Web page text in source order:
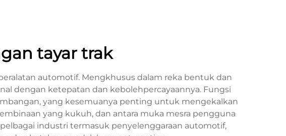
tayar trak
automotif. Mengkhusus dalam reka bentuk dan
dengan ketepatan dan kebolehpercayaannya. Fungsi
yang kesemuanya penting untuk mengekalkan
yang kukuh, dan antara muka mesra pengguna
industri termasuk penyelenggaraan automotif,